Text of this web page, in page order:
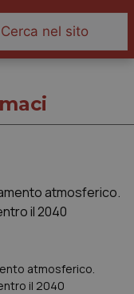
atmosferico.
il 2040